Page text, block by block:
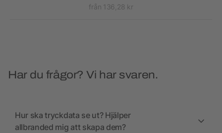
från 136,28 kr
Har du frågor? Vi har svaren.
Hur ska tryckdata se ut? Hjälper
allbranded mig att skapa dem?